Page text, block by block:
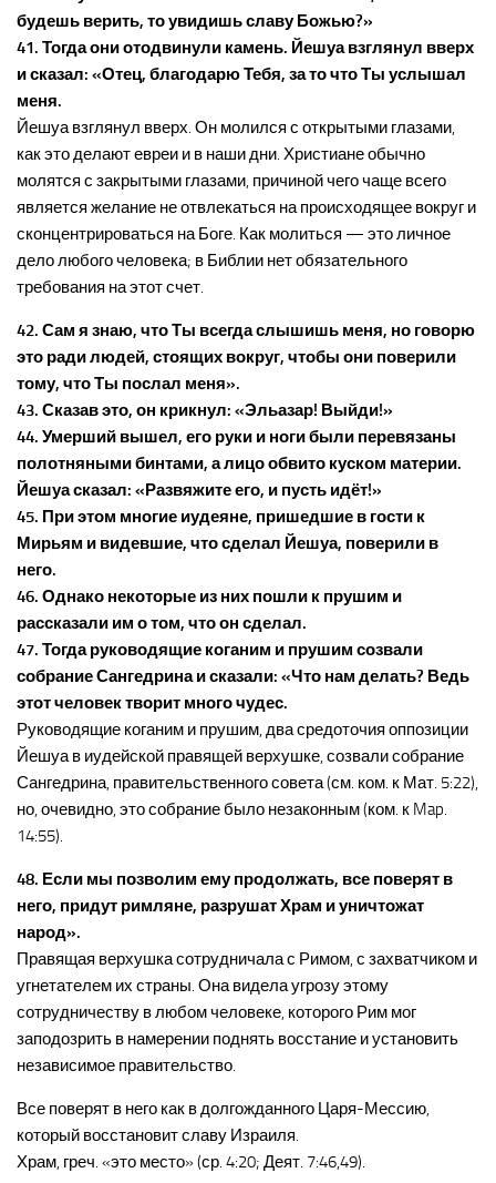
будешь верить, то увидишь славу Божью?»
41. Тогда они отодвинули камень. Йешуа взглянул вверх
и сказал: «Отец, благодарю Тебя, за то что Ты услышал
меня.
Йешуа взглянул вверх. Он молился с открытыми глазами,
как это делают евреи и в наши дни. Христиане обычно
молятся с закрытыми глазами, причиной чего чаще всего
является желание не отвлекаться на происходящее вокруг и
сконцентрироваться на Боге. Как молиться — это личное
дело любого человека; в Библии нет обязательного
требования на этот счет.
42. Сам я знаю, что Ты всегда слышишь меня, но говорю
это ради людей, стоящих вокруг, чтобы они поверили
тому, что Ты послал меня».
43. Сказав это, он крикнул: «Эльазар! Выйди!»
44. Умерший вышел, его руки и ноги были перевязаны
полотняными бинтами, а лицо обвито куском материи.
Йешуа сказал: «Развяжите его, и пусть идёт!»
45. При этом многие иудеяне, пришедшие в гости к
Мирьям и видевшие, что сделал Йешуа, поверили в
него.
46. Однако некоторые из них пошли к прушим и
рассказали им о том, что он сделал.
47. Тогда руководящие коганим и прушим созвали
собрание Сангедрина и сказали: «Что нам делать? Ведь
этот человек творит много чудес.
Руководящие коганим и прушим, два средоточия оппозиции
Йешуа в иудейской правящей верхушке, созвали собрание
Сангедрина, правительственного совета (см. ком. к Мат. 5:22),
но, очевидно, это собрание было незаконным (ком. к Map.
14:55).
48. Если мы позволим ему продолжать, все поверят в
него, придут римляне, разрушат Храм и уничтожат
народ».
Правящая верхушка сотрудничала с Римом, с захватчиком и
угнетателем их страны. Она видела угрозу этому
сотрудничеству в любом человеке, которого Рим мог
заподозрить в намерении поднять восстание и установить
независимое правительство.
Все поверят в него как в долгожданного Царя-Мессию,
который восстановит славу Израиля.
Храм, греч. «это место» (ср. 4:20; Деят. 7:46,49).